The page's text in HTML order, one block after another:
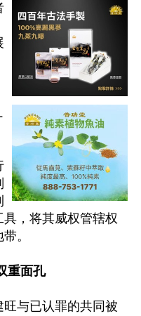
，将其威权管辖权
。
重面孔
与已认罪的共同被